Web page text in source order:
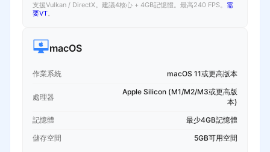
支援Vulkan / DirectX。建議4核心 + 4GB記憶體。最高240 FPS。 需
要VT。
macOS
作業系統 macOS 11或更高版本
處理器
Apple Silicon (M1/M2/M3或更高版
本)
記憶體
最少4GB記憶體
儲存空間
5GB可用空間